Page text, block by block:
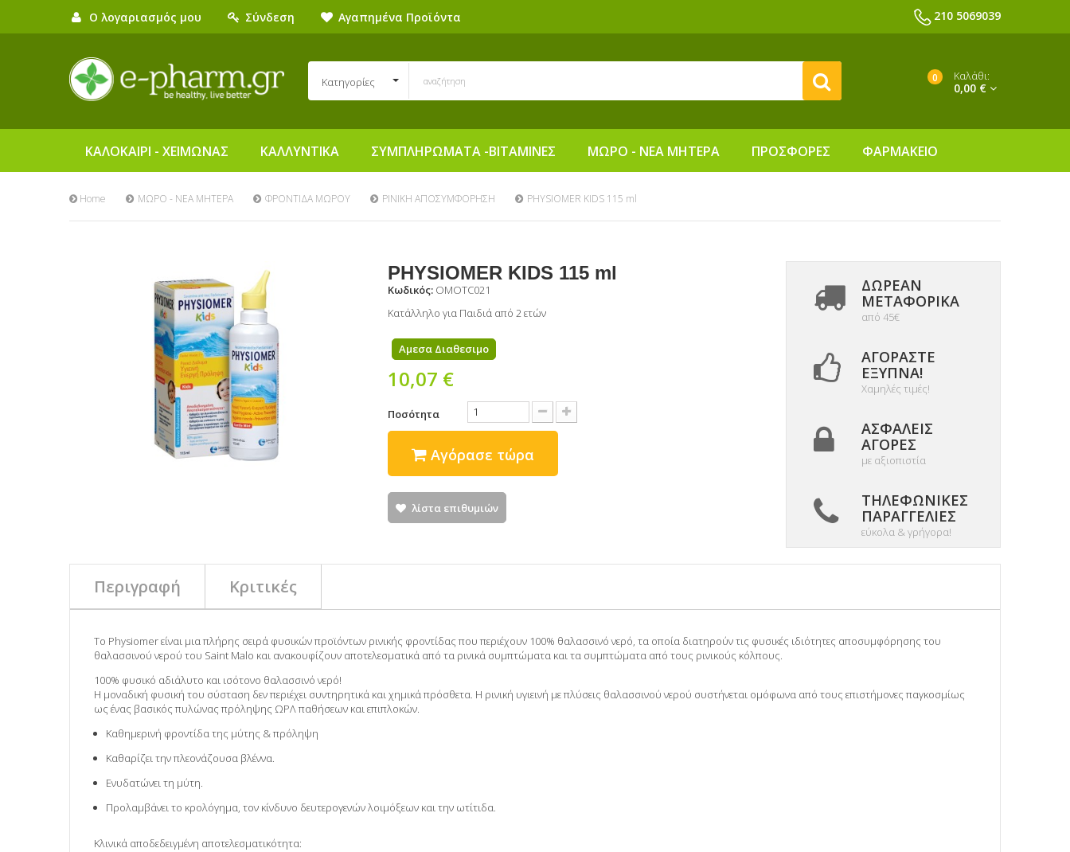
Ο λογαριασμός μου Σύνδεση Αγαπημένα Προϊόντα 210 5069039
Κατηγορίες 0 Καλάθι:
0,00 €
ΚΑΛΟΚΑΙΡΙ - ΧΕΙΜΩΝΑΣ ΚΑΛΛΥΝΤΙΚΑ ΣΥΜΠΛΗΡΩΜΑΤΑ -ΒΙΤΑΜΙΝΕΣ ΜΩΡΟ - ΝΕΑ ΜΗΤΕΡΑ ΠΡΟΣΦΟΡΕΣ ΦΑΡΜΑΚΕΙΟ
Home ΜΩΡΟ - ΝΕΑ ΜΗΤΕΡΑ ΦΡΟΝΤΙΔΑ ΜΩΡΟΥ ΡΙΝΙΚΗ ΑΠΟΣΥΜΦΟΡΗΣΗ PHYSIOMER KIDS 115 ml
PHYSIOMER KIDS 115 ml
Κωδικός: OMOTC021
Κατάλληλο για Παιδιά από 2 ετών
Αμεσα Διαθεσιμο
10,07 €
Ποσότητα
Αγόρασε τώρα
λίστα επιθυμιών
ΔΩΡΕΑΝ
ΜΕΤΑΦΟΡΙΚΆ
από 45€
ΑΓΟΡΆΣΤΕ
ΈΞΥΠΝΑ!
Χαμηλές τιμές!
ΑΣΦΑΛΕΊΣ
ΑΓΟΡΈΣ
με αξιοπιστία
ΤΗΛΕΦΩΝΙΚΈΣ
ΠΑΡΑΓΓΕΛΊΕΣ
εύκολα & γρήγορα!
Περιγραφή Κριτικές
Το Physiomerείναι μια πλήρης σειρά φυσικών προϊόντων ρινικής φροντίδας που περιέχουν 100% θαλασσινό νερό, τα οποία διατηρούν τις φυσικές ιδιότητες αποσυμφόρησης του
θαλασσινού νερού του Saint Malo και ανακουφίζουν αποτελεσματικά από τα ρινικά συμπτώματα και τα συμπτώματα από τους ρινικούς κόλπους.
100% φυσικό αδιάλυτο και ισότονο θαλασσινό νερό!
Η μοναδική φυσική του σύσταση δεν περιέχει συντηρητικά και χημικά πρόσθετα. Η ρινική υγιεινή με πλύσεις θαλασσινού νερού συστήνεται ομόφωνα από τους επιστήμονες παγκοσμίως
ως ένας βασικός πυλώνας πρόληψης ΩΡΛ παθήσεων και επιπλοκών.
Καθημερινή φροντίδα της μύτης & πρόληψη
Καθαρίζει την πλεονάζουσα βλέννα.
Eνυδατώνει τη μύτη.
Προλαμβάνει το κρολόγημα, τον κίνδυνο δευτερογενών λοιμόξεων και την ωτίτιδα.
Κλινικά αποδεδειγμένη αποτελεσματικότητα: